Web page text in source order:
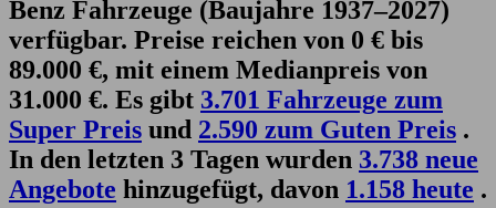
Benz Fahrzeuge (Baujahre 1937–2027)
verfügbar. Preise reichen von 0 € bis
89.000 €, mit einem Medianpreis von
31.000 €. Es gibt 3.701 Fahrzeuge zum
Super Preis und 2.590 zum Guten Preis .
In den letzten 3 Tagen wurden 3.738 neue
Angebote hinzugefügt, davon 1.158 heute .